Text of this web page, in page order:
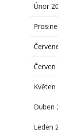
Únor
Červen
Květen
Duben
Leden